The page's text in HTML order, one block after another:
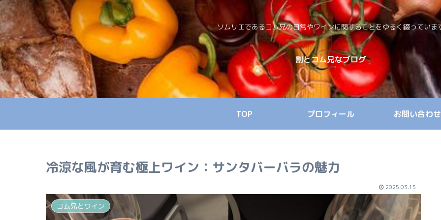
ソムリエであるコム兄の日常やワインに関することをゆるく綴っていま
割とコム兄なブログ
TOP プロフィール お問い合わせ
冷涼な風が育む極上ワイン：サンタバーバラの魅力
2025.03.15
コム兄とワイン